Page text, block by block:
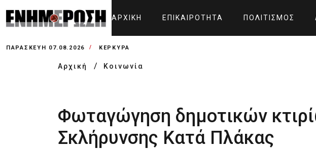
ΑΡΧΙΚΉ ΕΠΙΚΑΙΡΌΤΗΤΑ ΠΟΛΙΤΙΣΜΌΣ
ΠΑΡΑΣΚΕΥΉ 07.08.2026 ΚΕΡΚΥΡΑ
Αρχική Κοινωνία
Φωταγώγηση δημοτικών
Σκλήρυνσης Κατά Πλάκας